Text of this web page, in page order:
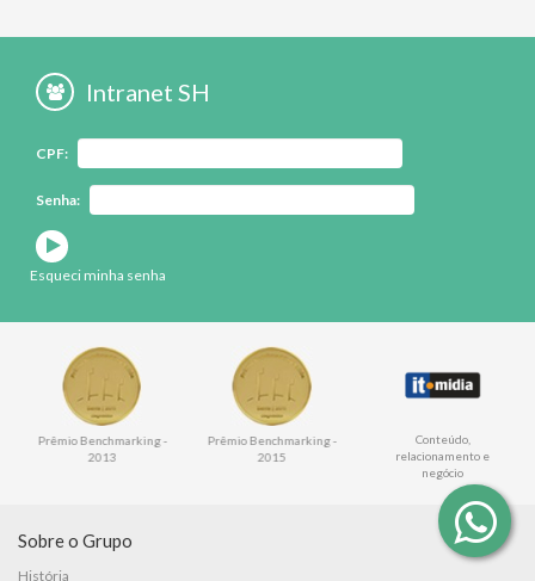
Intranet SH
CPF:
Senha:
Esqueci minha senha
Prêmio Benchmarking -
2015
Conteúdo,
relacionamento e
Conteúdo,
relacionamento e
negócio
Sobre o Grupo
História